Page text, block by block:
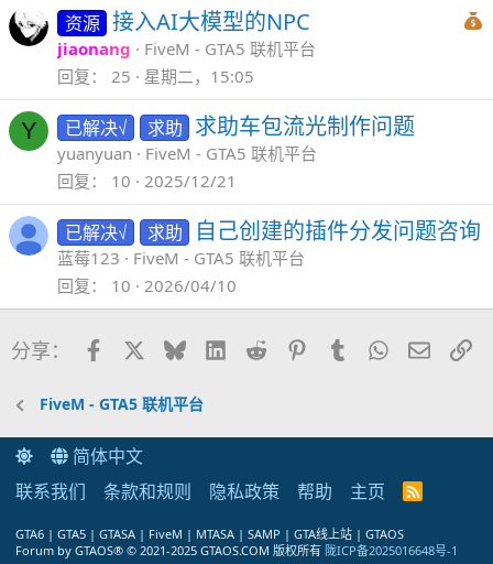
资源 接入AI大模型的NPC
jiaonang
FiveM - GTA5 联机平台
回复
25 星期二，15:05
Y 已解决√ 求助 求助车包流光制作问题
yuanyuan
FiveM - GTA5 联机平台
回复
10 2025/12/21
已解决√ 求助 自己创建的插件分发问题咨询
蓝莓123
FiveM - GTA5 联机平台
回复
10 2026/04/10
分享： FacebookBlueskyLinkedIn
Reddit PinterestTumblrWhatsApp
邮件
FiveM - GTA5 联机平台
简体中文
联系我们
条款和规则 隐私政策 帮助 主页
R
GTA6 | GTA5 | GTASA | FiveM | MTASA | SAMP | GTA线上站 | GTAOS
Forum by GTAOS® © 2021-2025 GTAOS.COM 版权所有 陇ICP备2025016648号-1